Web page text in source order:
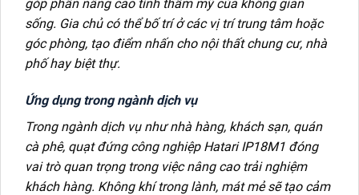
góp phần nâng cao tính thẩm mỹ của không gian
sống. Gia chủ có thể bố trí ở các vị trí trung tâm hoặc
góc phòng, tạo điểm nhấn cho nội thất chung cư, nhà
phố hay biệt thự.
Ứng dụng trong ngành dịch vụ
Trong ngành dịch vụ như nhà hàng, khách sạn, quán
cà phê, quạt đứng công nghiệp Hatari IP18M1 đóng
vai trò quan trọng trong việc nâng cao trải nghiệm
khách hàng. Không khí trong lành, mát mẻ sẽ tạo cảm